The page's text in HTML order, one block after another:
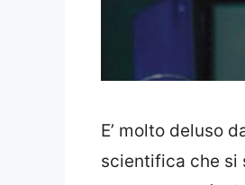
E’ molto deluso
scientifica che si